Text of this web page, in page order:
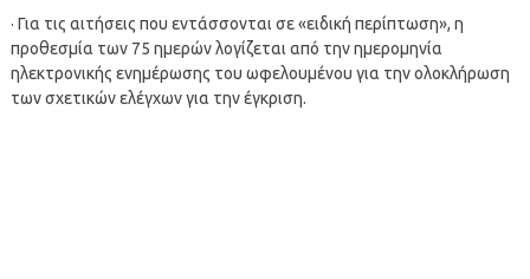
· Για τις αιτήσεις που εντάσσονται σε «ειδική περίπτωση», η
προθεσμία των 75 ημερών λογίζεται από την ημερομηνία
ηλεκτρονικής ενημέρωσης του ωφελουμένου για την ολοκλήρωση
των σχετικών ελέγχων για την έγκριση.